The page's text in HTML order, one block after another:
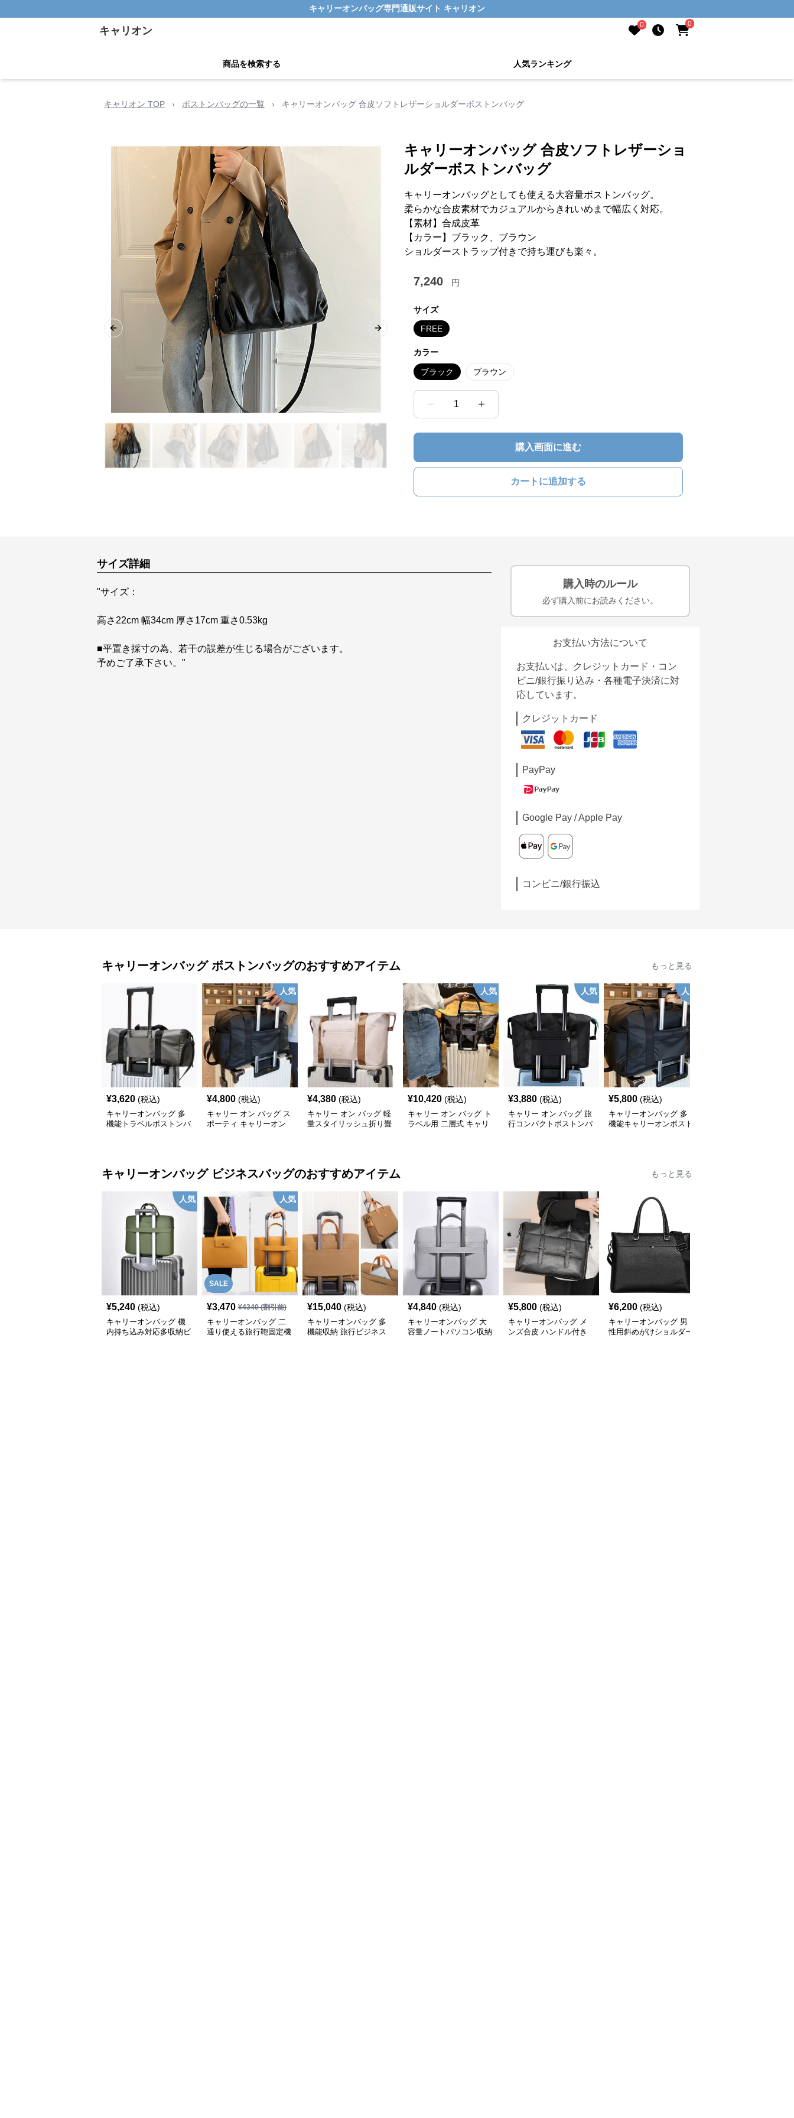
キャリーオンバッグ専門通販サイト キャリオン
キャリオン 0 0
商品を検索する 人気ランキング
キャリオン TOP › ボストンバッグの一覧 › キャリーオンバッグ 合皮ソフトレザーショルダーボストンバッグ
Previous slide Next slide
キャリーオンバッグ 合皮ソフトレザーショ
ルダーボストンバッグ
キャリーオンバッグとしても使える大容量ボストンバッグ。
柔らかな合皮素材でカジュアルからきれいめまで幅広く対応。
【素材】合成皮革
【カラー】ブラック、ブラウン
ショルダーストラップ付きで持ち運びも楽々。
7,240 円
サイズ
FREE
カラー
ブラック ブラウン
1
購入画面に進む
カートに追加する
サイズ詳細
"サイズ：
高さ22cm 幅34cm 厚さ17cm 重さ0.53kg
■平置き採寸の為、若干の誤差が生じる場合がございます。
予めご了承下さい。"
購入時のルール
必ず購入前にお読みください。
お支払い方法について
お支払いは、クレジットカード・コン
ビニ/銀行振り込み・各種電子決済に対
応しています。
クレジットカード
PayPay
Google Pay / Apple Pay
コンビニ/銀行振込
キャリーオンバッグ ボストンバッグのおすすめアイテム もっと見る
¥3,620 (税込)
キャリーオンバッグ 多
機能トラベルボストンバ
人気
¥4,800 (税込)
キャリー オン バッグ ス
ポーティ キャリーオン
¥4,380 (税込)
キャリー オン バッグ 軽
量スタイリッシュ折り畳
人気
¥10,420 (税込)
キャリー オン バッグ ト
ラベル用 二層式 キャリ
人気
¥3,880 (税込)
キャリー オン バッグ 旅
行コンパクトボストンバ
人気
¥5,800 (税込)
キャリーオンバッグ 多
機能キャリーオンボスト
キャリーオンバッグ ビジネスバッグのおすすめアイテム もっと見る
人気
¥5,240 (税込)
キャリーオンバッグ 機
内持ち込み対応多収納ビ
SALE
人気
¥3,470 ¥4340(割引前)
キャリーオンバッグ 二
通り使える旅行鞄固定機
¥15,040 (税込)
キャリーオンバッグ 多
機能収納 旅行ビジネス
¥4,840 (税込)
キャリーオンバッグ 大
容量ノートパソコン収納
¥5,800 (税込)
キャリーオンバッグ メ
ンズ合皮 ハンドル付き
¥6,200 (税込)
キャリーオンバッグ 男
性用斜めがけショルダー